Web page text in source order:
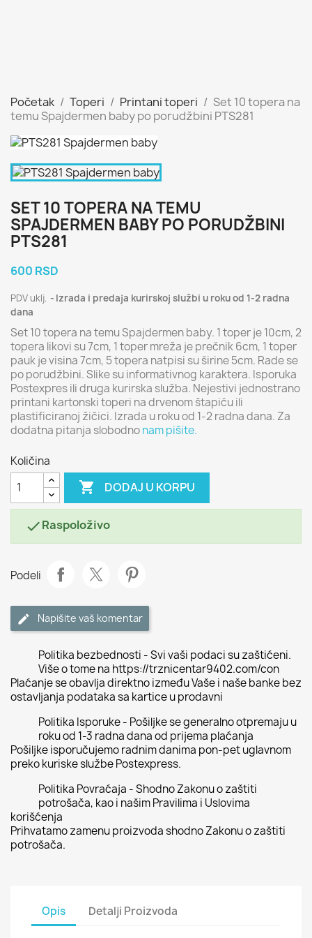
Početak Toperi Printani toperi
Set 10 topera na
temu Spajdermen baby po porudžbini PTS281
SET 10 TOPERA NA TEMU
SPAJDERMEN BABY PO PORUDŽBINI
PTS281
600 RSD
PDV uklj.
Izrada i predaja kurirskoj službi u roku od 1-2 radna
dana
Set 10 topera na temu Spajdermen baby. 1 toper je 10cm, 2
topera likovi su 7cm, 1 toper mreža je prečnik 6cm, 1 toper
pauk je visina 7cm, 5 topera natpisi su širine 5cm. Rade se
po porudžbini. Slike su informativnog karaktera. Isporuka
Postexpres ili druga kurirska služba. Nejestivi jednostrano
printani kartonski toperi na drvenom štapiću ili
plastificiranoj žičici. Izrada u roku od 1-2 radna dana. Za
dodatna pitanja slobodnonam pišite.
Količina
 DODAJ U KORPU
Raspoloživo
Podeli
Napišite vaš komentar
Politika bezbednosti - Svi vaši podaci su zaštićeni.
Više o tome na https://trznicentar9402.com/con
Plaćanje se obavlja direktno između Vaše i naše banke bez
ostavljanja podataka sa kartice u prodavni
Politika Isporuke - Pošiljke se generalno otpremaju u
roku od 1-3 radna dana od prijema plaćanja
Pošiljke isporučujemo radnim danima pon-pet uglavnom
preko kuriske službe Postexpress.
Politika Povraćaja - Shodno Zakonu o zaštiti
potrošača, kao i našim Pravilima i Uslovima
korišćenja
Prihvatamo zamenu proizvoda shodno Zakonu o zaštiti
potrošača.
Opis Detalji Proizvoda